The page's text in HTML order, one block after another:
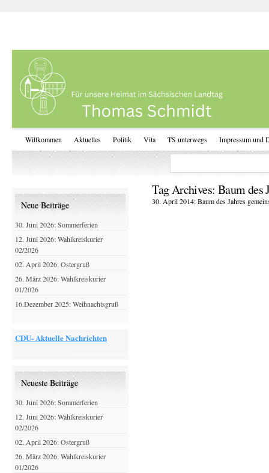
Willkommen Aktuelles Politik Vita TS unterwegs Impressum und
Tag Archives: Baum des
30. April 2014: Baum des Jahres
Neue Beiträge
30. Juni 2026: Sommerferien
12. Juni 2026: Wahlkreiskurier
02/2026
02. April 2026: Ostergruß
26. März 2026: Wahlkreiskurier
01/2026
16.Dezember 2025: Weihnachtsgruß
CDU- Aktuelle Nachrichten
Neueste Beiträge
30. Juni 2026: Sommerferien
12. Juni 2026: Wahlkreiskurier
02/2026
02. April 2026: Ostergruß
26. März 2026: Wahlkreiskurier
01/2026